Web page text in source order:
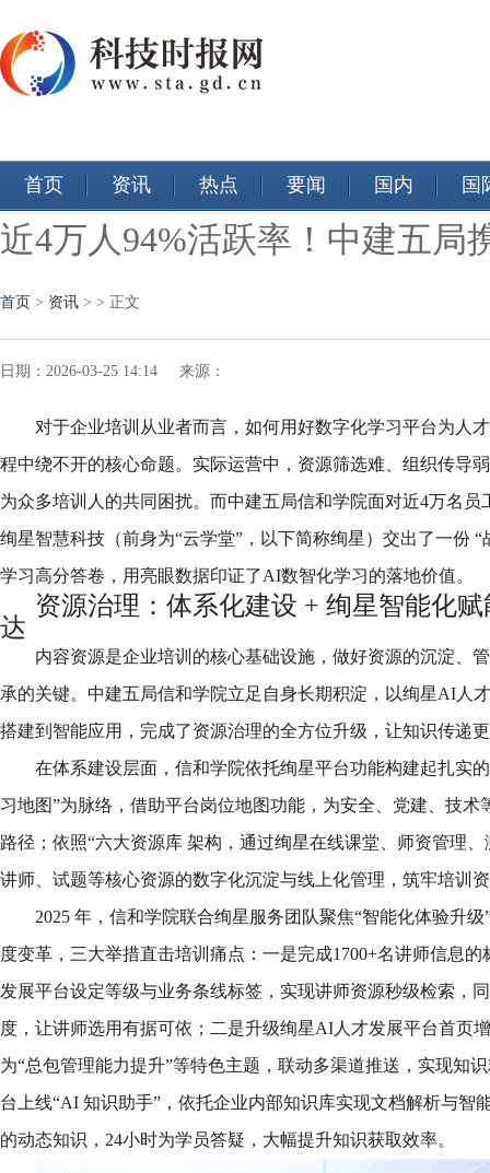
首页 资讯 热点 要闻 国内 国
近4万人94%活跃率！中建五局
首页 > 资讯 > > 正文
日期：2026-03-25 14:14 来源：
对于企业培训从业者而言，如何用好数字化学习平台为人
程中绕不开的核心命题。实际运营中，资源筛选难、组织传导
为众多培训人的共同困扰。而中建五局信和学院面对近4万名
绚星智慧科技（前身为“云学堂”，以下简称绚星）交出了一份
学习高分答卷，用亮眼数据印证了AI数智化学习的落地价值。
资源治理：体系化建设 + 绚星智能化
达
内容资源是企业培训的核心基础设施，做好资源的沉淀、
承的关键。中建五局信和学院立足自身长期积淀，以绚星AI人
搭建到智能应用，完成了资源治理的全方位升级，让知识传递
在体系建设层面，信和学院依托绚星平台功能构建起扎实
习地图”为脉络，借助平台岗位地图功能，为安全、党建、技术
路径；依照“六大资源库 架构，通过绚星在线课堂、师资管理
讲师、试题等核心资源的数字化沉淀与线上化管理，筑牢培训
2025 年，信和学院联合绚星服务团队聚焦“智能化体验升
度变革，三大举措直击培训痛点：一是完成1700+名讲师信息
发展平台设定等级与业务条线标签，实现讲师资源秒级检索，
度，让讲师选用有据可依；二是升级绚星AI人才发展平台首页
为“总包管理能力提升”等特色主题，联动多渠道推送，实现知
台上线“AI 知识助手”，依托企业内部知识库实现文档解析与智
的动态知识，24小时为学员答疑，大幅提升知识获取效率。